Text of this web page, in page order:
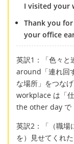
I visited your
Thank you
your office
英訳1：「色々と
around「連れ回
な場所」をつな
workplace は「仕
the other day で
英訳2：「（職場
を）見せてくれ